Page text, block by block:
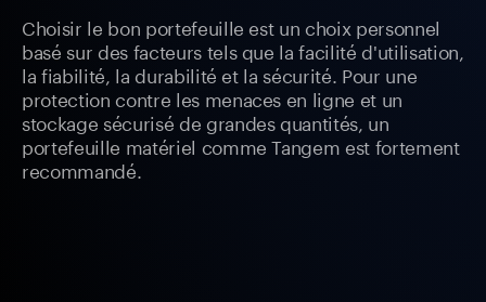
Choisir le bon portefeuille est un choix personnel
basé sur des facteurs tels que la facilité d'utilisation,
la fiabilité, la durabilité et la sécurité. Pour une
protection contre les menaces en ligne et un
stockage sécurisé de grandes quantités, un
portefeuille matériel comme Tangem est fortement
recommandé.